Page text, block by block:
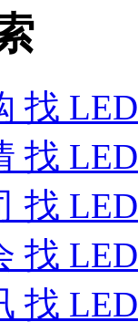
找 LED
找 LED
找 LED
找 LED
找 LED